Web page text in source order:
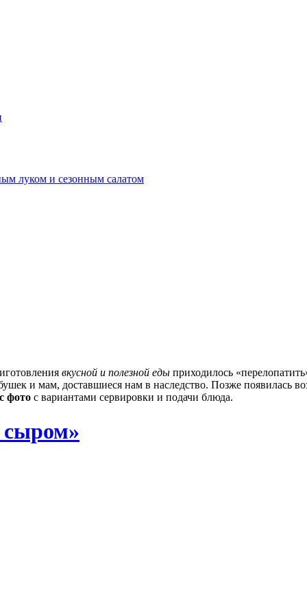
луком и сезонным салатом
вкусной и полезной еды приходилось
и мам, доставшиеся нам в наследство. Позже появилась
фото с вариантами сервировки и подачи блюда.
сыром»